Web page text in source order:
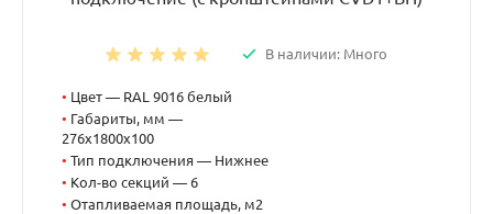
В наличии: Много
• Цвет — RAL 9016 белый
• Габариты, мм —
276x1800x100
• Тип подключения — Нижнее
• Кол-во секций — 6
• Отапливаемая площадь, м2